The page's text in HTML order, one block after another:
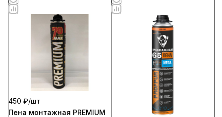
450 ₽/шт
Пена монтажная PREMIUM